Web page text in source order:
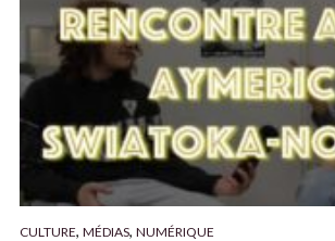
CULTURE, MÉDIAS, NUMÉRIQUE